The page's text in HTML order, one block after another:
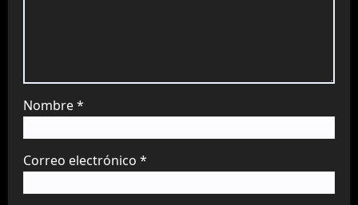
Nombre*
Correo electrónico *